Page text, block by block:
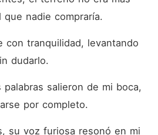
nadie compraría.
con tranquilidad, levantando
dudarlo.
salieron de mi boca,
por completo.
su voz furiosa resonó en mi